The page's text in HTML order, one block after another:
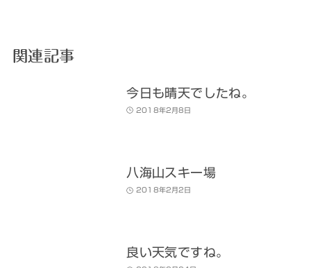
関連記事
今日も晴天でしたね。
2018年2月8日
八海山スキー場
2018年2月2日
良い天気ですね。